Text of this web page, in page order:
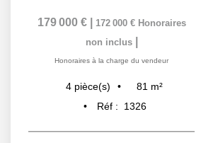
179 000 € 172 000 € Honoraires
non inclus
Honoraires à la charge du vendeur
4 pièce(s) 81 m²
Réf :
1326